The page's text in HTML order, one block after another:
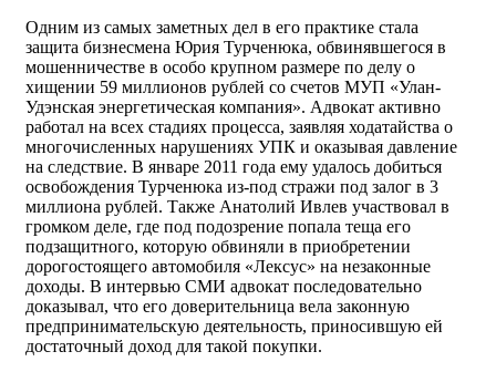
Одним из самых заметных дел в его практике стала
защита бизнесмена Юрия Турченюка, обвинявшегося в
мошенничестве в особо крупном размере по делу о
хищении 59 миллионов рублей со счетов МУП «Улан-
Удэнская энергетическая компания». Адвокат активно
работал на всех стадиях процесса, заявляя ходатайства о
многочисленных нарушениях УПК и оказывая давление
на следствие. В январе 2011 года ему удалось добиться
освобождения Турченюка из-под стражи под залог в 3
миллиона рублей. Также Анатолий Ивлев участвовал в
громком деле, где под подозрение попала теща его
подзащитного, которую обвиняли в приобретении
дорогостоящего автомобиля «Лексус» на незаконные
доходы. В интервью СМИ адвокат последовательно
доказывал, что его доверительница вела законную
предпринимательскую деятельность, приносившую ей
достаточный доход для такой покупки.